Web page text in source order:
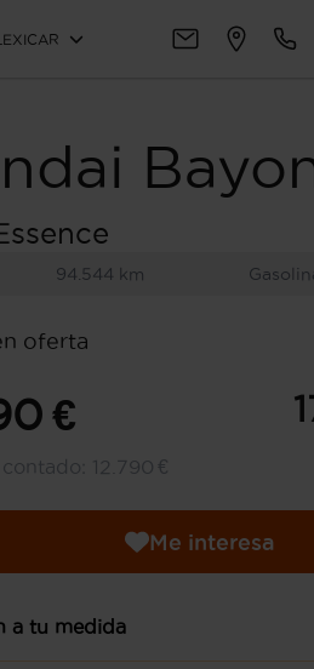
94.544 km
oferta
€
12.790 €
Me interesa
a tu medida